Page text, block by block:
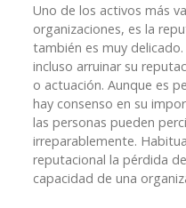
Uno de los activos más
organizaciones, es la
también es muy
incluso arruinar su
o actuación. Aunque es
hay consenso en su
las personas pueden
irreparablemente.
reputacional la pérdida
capacidad de una